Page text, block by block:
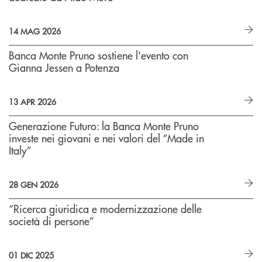
14 MAG 2026
Banca Monte Pruno sostiene l'evento con
Gianna Jessen a Potenza
13 APR 2026
Generazione Futuro: la Banca Monte Pruno
investe nei giovani e nei valori del “Made in
Italy”
28 GEN 2026
“Ricerca giuridica e modernizzazione delle
società di persone”
01 DIC 2025